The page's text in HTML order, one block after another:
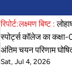
रिपोर्ट:लक्ष्मण बिष्ट :
स्पोर्ट्स कॉलेज का
अंतिम चयन परिणाम
जनपदों की 30 बेटियों को
Sat, Jul 4, 2026